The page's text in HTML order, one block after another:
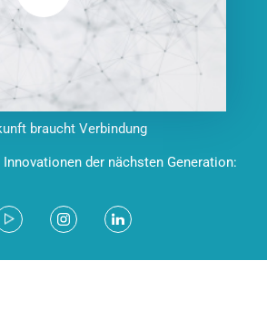
braucht Verbindung
der nächsten Generation: